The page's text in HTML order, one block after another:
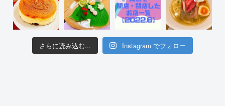
さらに読み込む... Instagram でフォロー